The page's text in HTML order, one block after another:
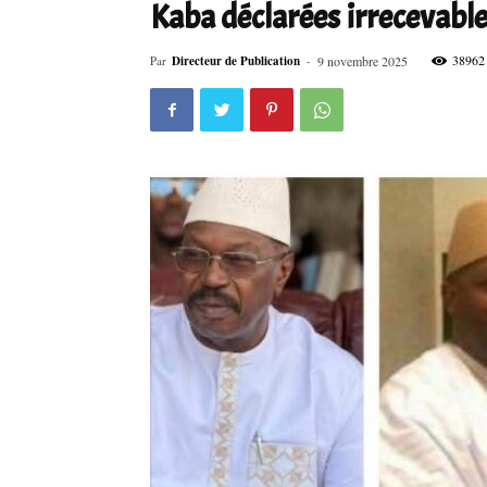
Kaba déclarées
Par Directeur de Publication - 9 novembre 2025 38962